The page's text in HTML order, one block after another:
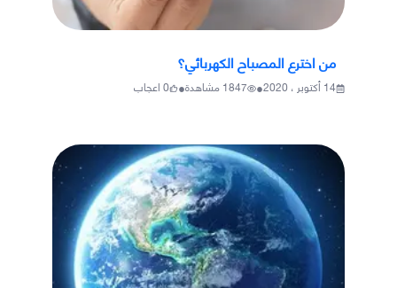
من اخترع المصباح الكهربائي؟
14 أكتوبر ، 2020 •
1847مشاهدة•
0اعجاب